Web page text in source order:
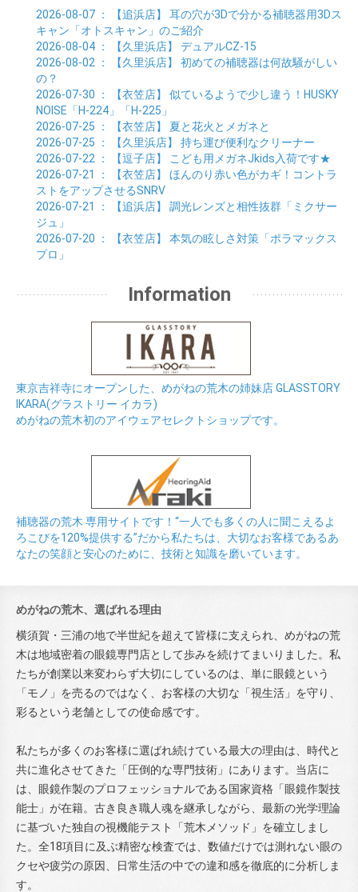
01月 (24)
02月 (20)
01月 (23)
03月 (25)
02月 (30)
01月 (33)
04月 (9)
03月 (7)
02月 (7)
01月 (9)
2026-08-07 ： 【追浜店】 耳の穴が3Dで分かる補聴器用3Dス
キャン「オトスキャン」のご紹介
2026-08-04 ： 【久里浜店】 デュアルCZ-15
2026-08-02 ： 【久里浜店】 初めての補聴器は何故騒がしい
の？
2026-07-30 ： 【衣笠店】 似ているようで少し違う！HUSKY
NOISE「H-224」「H-225」
2026-07-25 ： 【衣笠店】 夏と花火とメガネと
2026-07-25 ： 【久里浜店】 持ち運び便利なクリーナー
2026-07-22 ： 【逗子店】
こども用メガネJkids入荷です★
2026-07-21
： 【衣笠店】 ほんのり赤い色がカギ！コントラ
ストをアップさせるSNRV
2026-07-21
： 【追浜店】 調光レンズと相性抜群「ミクサー
ジュ」
2026-07-20 ： 【衣笠店】 本気の眩しさ対策「ポラマックス
プロ」
Information
東京吉祥寺にオープンした、めがねの荒木の姉妹店 GLASSTORY
IKARA(グラストリー イカラ)
めがねの荒木初のアイウェアセレクトショップです。
補聴器の荒木 専用サイトです！“一人でも多くの人に聞こえるよ
ろこびを120%提供する”だから私たちは、大切なお客様であるあ
なたの笑顔と安心のために、技術と知識を磨いています。
めがねの荒木、選ばれる理由
横須賀・三浦の地で半世紀を超えて皆様に支えられ、めがねの荒
木は地域密着の眼鏡専門店として歩みを続けてまいりました。私
たちが創業以来変わらず大切にしているのは、単に眼鏡という
「モノ」を売るのではなく、お客様の大切な「視生活」を守り、
彩るという老舗としての使命感です。
私たちが多くのお客様に選ばれ続けている最大の理由は、時代と
共に進化させてきた「圧倒的な専門技術」にあります。当店に
は、眼鏡作製のプロフェッショナルである国家資格「眼鏡作製技
能士」が在籍。古き良き職人魂を継承しながら、最新の光学理論
に基づいた独自の視機能テスト「荒木メソッド」を確立しまし
た。全18項目に及ぶ精密な検査では、数値だけでは測れない眼の
クセや疲労の原因、日常生活の中での違和感を徹底的に分析しま
す。